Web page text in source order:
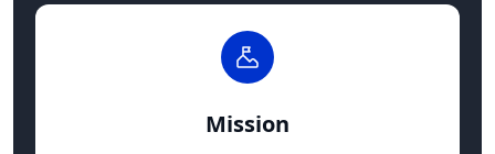
Mission